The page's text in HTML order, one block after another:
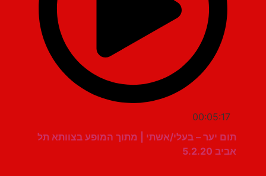
00:05:17
תום יער – בעלי/אשתי | מתוך המופע בצוותא תל